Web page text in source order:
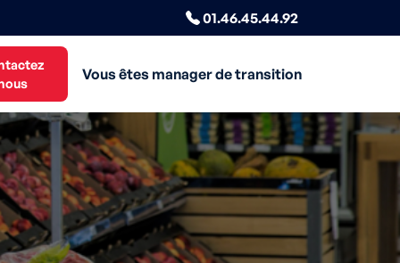
01.46.45.44.92
Vous êtes manager de transition